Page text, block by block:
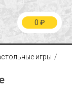
0 ₽
игры